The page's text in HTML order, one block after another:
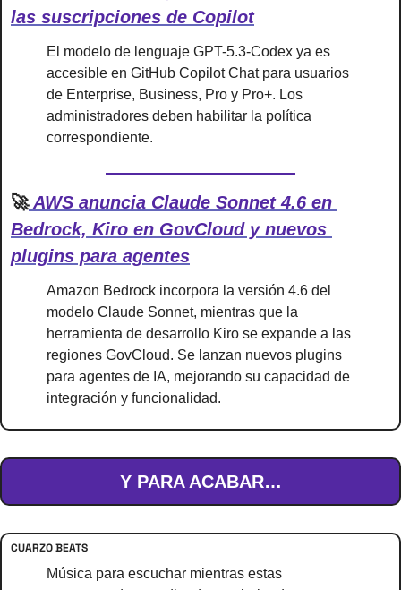
las suscripciones de Copilot
El modelo de lenguaje GPT-5.3-Codex ya es
accesible en GitHub Copilot Chat para usuarios
de Enterprise, Business, Pro y Pro+. Los
administradores deben habilitar la política
correspondiente.
🚀 AWS anuncia Claude Sonnet 4.6 en
Bedrock, Kiro en GovCloud y nuevos
plugins para agentes
Amazon Bedrock incorpora la versión 4.6 del
modelo Claude Sonnet, mientras que la
herramienta de desarrollo Kiro se expande a las
regiones GovCloud. Se lanzan nuevos plugins
para agentes de IA, mejorando su capacidad de
integración y funcionalidad.
Y PARA ACABAR…
CUARZO BEATS
Música para escuchar mientras estas